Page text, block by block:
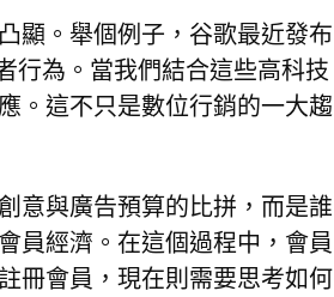
顯。舉個例子，谷歌最近發布
行為。當我們結合這些高科技
。這不只是數位行銷的一大趨
意與廣告預算的比拼，而是誰
員經濟。在這個過程中，會員
冊會員，現在則需要思考如何